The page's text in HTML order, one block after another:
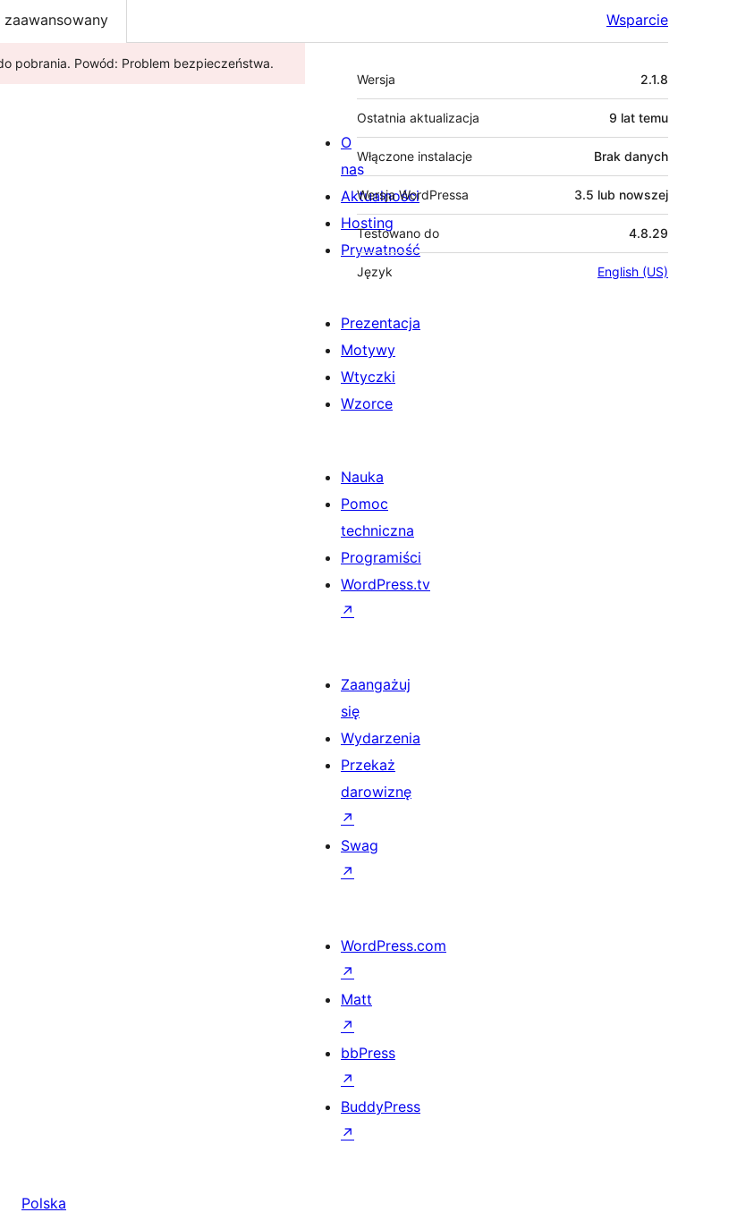
Wsparcie
pobrania. Powód: Problem bezpieczeństwa. Meta
Wersja 2.1.8
Ostatnia aktualizacja 9 lat temu
Włączone instalacje Brak danych
Wersja WordPressa 3.5 lub nowszej
Testowano do 4.8.29
Język English (US)
O
nas
Aktualności
Hosting
Prywatność
Prezentacja
Motywy
Wtyczki
Wzorce
Nauka
Pomoc
techniczna
Programiści
WordPress.tv
↗
Zaangażuj
się
Wydarzenia
Przekaż
darowiznę
↗
Swag
↗
WordPress.com
↗
Matt
↗
bbPress
↗
BuddyPress
↗
Polska